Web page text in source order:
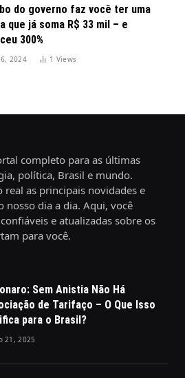
do governo faz você ter uma
que já soma R$ 33 mil – e
300%
2024 1 Views
completo para as últimas
política, Brasil e mundo.
as principais novidades e
nosso dia a dia. Aqui, você
e atualizadas sobre os
para você.
Sem Anistia Não Há
de Tarifaço – O Que Isso
para o Brasil?
21, 2025